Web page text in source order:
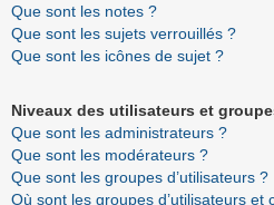
Que sont les notes ?
Que sont les sujets verrouillés ?
Que sont les icônes de sujet ?
Niveaux des utilisateurs et
Que sont les administrateurs ?
Que sont les modérateurs ?
Que sont les groupes d’utilisateurs ?
Où sont les groupes d’utilisateurs